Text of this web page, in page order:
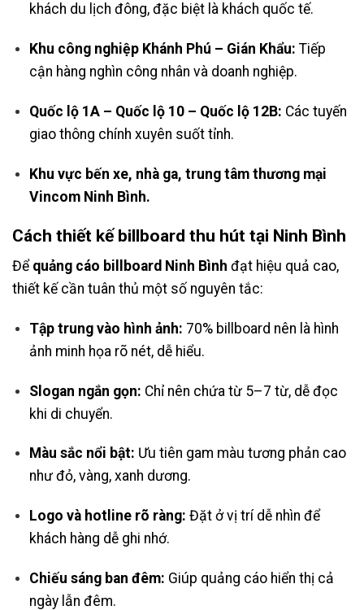
khách du lịch đông, đặc biệt là khách quốc tế.
Khu công nghiệp Khánh Phú – Gián Khẩu: Tiếp
cận hàng nghìn công nhân và doanh nghiệp.
Quốc lộ 1A – Quốc lộ 10 – Quốc lộ 12B: Các tuyến
giao thông chính xuyên suốt tỉnh.
Khu vực bến xe, nhà ga, trung tâm thương mại
Vincom Ninh Bình.
Cách thiết kế billboard thu hút tại Ninh Bình
Để quảng cáo billboard Ninh Bình đạt hiệu quả cao,
thiết kế cần tuân thủ một số nguyên tắc:
Tập trung vào hình ảnh: 70% billboard nên là hình
ảnh minh họa rõ nét, dễ hiểu.
Slogan ngắn gọn: Chỉ nên chứa từ 5–7 từ, dễ đọc
khi di chuyển.
Màu sắc nổi bật: Ưu tiên gam màu tương phản cao
như đỏ, vàng, xanh dương.
Logo và hotline rõ ràng: Đặt ở vị trí dễ nhìn để
khách hàng dễ ghi nhớ.
Chiếu sáng ban đêm: Giúp quảng cáo hiển thị cả
ngày lẫn đêm.